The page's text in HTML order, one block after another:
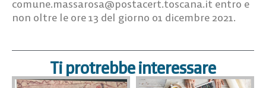
comune.massarosa@postacert.toscana.it entro e
non oltre le ore 13 del giorno 01 dicembre 2021.
Ti protrebbe interessare